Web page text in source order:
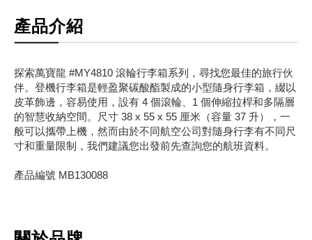
產品介紹
探索萬寶龍 #MY4810 滾輪行李箱系列，尋找您最佳的旅行伙
伴。登機行李箱是輕盈聚碳酸酯製成的小型隨身行李箱，綴以
皮革飾邊，容易使用，設有 4 個滾輪、1 個伸縮拉桿和多隔層
的智慧收納空間。尺寸 38 x 55 x 55 厘米（容量 37 升），一
般可以攜帶上機，然而由於不同航空公司對隨身行李有不同尺
寸和重量限制，我們建議您出發前先查詢您的航班資料。
產品編號 MB130088